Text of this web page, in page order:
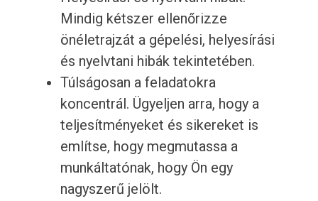
Mindig kétszer ellenőrizze
önéletrajzát a gépelési, helyesírási
és nyelvtani hibák tekintetében.
Túlságosan a feladatokra
koncentrál. Ügyeljen arra, hogy a
teljesítményeket és sikereket is
említse, hogy megmutassa a
munkáltatónak, hogy Ön egy
nagyszerű jelölt.